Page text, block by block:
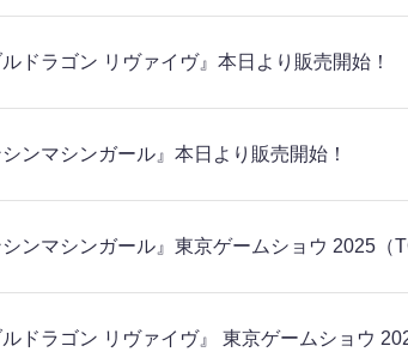
ルドラゴン リヴァイヴ』本日より販売開始！
シンマシンガール』本日より販売開始！
シンマシンガール』東京ゲームショウ 2025
ルドラゴン リヴァイヴ』 東京ゲームショウ